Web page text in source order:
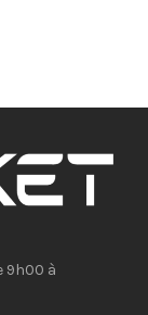
9h00 à